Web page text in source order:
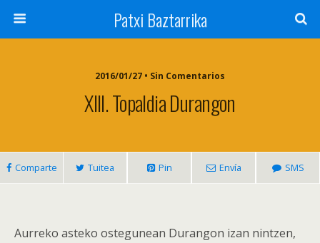
Patxi Baztarrika
2016/01/27 • Sin Comentarios
XIII. Topaldia Durangon
Comparte Tuitea Pin Envía SMS
Aurreko asteko ostegunean Durangon izan nintzen,